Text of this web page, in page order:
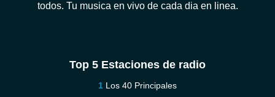
todos. Tu musica en vivo de cada dia en linea.
Top 5 Estaciones de radio
Los 40 Principales